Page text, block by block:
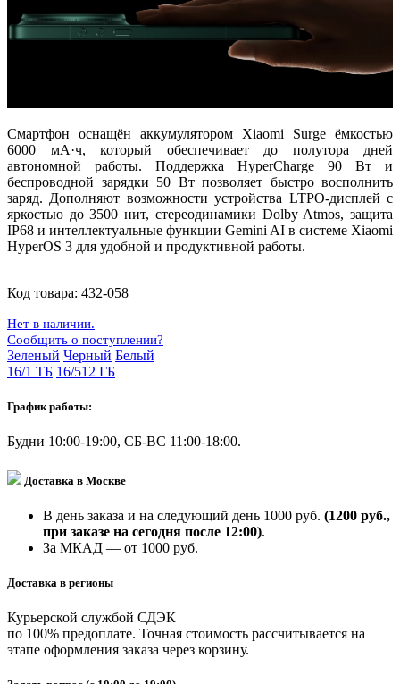
Смартфон оснащён аккумулятором Xiaomi Surge ёмкостью
6000 мА·ч, который обеспечивает до полутора дней
автономной работы. Поддержка HyperCharge 90 Вт и
беспроводной зарядки 50 Втпозволяет быстро восполнить
заряд. Дополняют возможности устройства LTPO-дисплей с
яркостью до 3500 нит, стереодинамики Dolby Atmos, защита
IP68 и интеллектуальные функции Gemini AI в системе Xiaomi
HyperOS 3 для удобной и продуктивной работы.
Код товара: 432-058
Нет в наличии.
Сообщить о поступлении?
Зеленый Черный Белый
16/1 ТБ 16/512 ГБ
График работы:
Будни 10:00-19:00, СБ-ВС 11:00-18:00.
Доставка в Москве
В день заказа и на следующий день 1000 руб. (1200 руб.,
при заказе на сегодня после 12:00).
За МКАД — от 1000 руб.
Доставка в регионы
Курьерской службой СДЭК
по 100% предоплате. Точная стоимость рассчитывается на
этапе оформления заказа через корзину.